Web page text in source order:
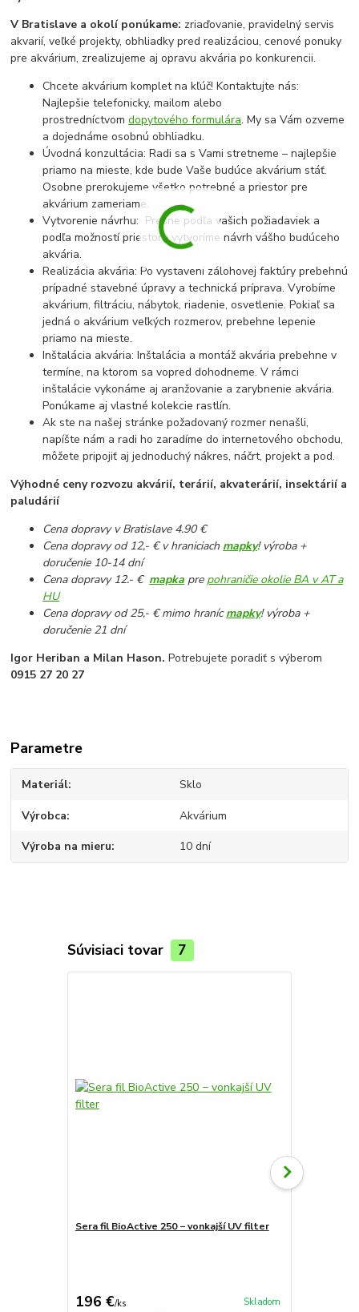
V Bratislave a okolí ponúkame: zriaďovanie, pravidelný servis
akvarií, veľké projekty, obhliadky pred realizáciou, cenové ponuky
pre akvárium, zrealizujeme aj opravu akvária po konkurencii.
Chcete akvárium komplet na kľúč! Kontaktujte nás:
Najlepšie telefonicky, mailom alebo
prostredníctvomdopytového formulára. My sa Vám ozveme
a dojednáme osobnú obhliadku.
Úvodná konzultácia: Radi sa s Vami stretneme – najlepšie
priamo na mieste, kde bude Vaše budúce akvárium stáť.
Osobne prerokujeme všetko potrebné a priestor pre
akvárium zameriame.
Vytvorenie návrhu: Presne podľa vašich požiadaviek a
podľa možností priestoru vytvoríme návrh vášho budúceho
akvária.
Realizácia akvária: Po vystavení zálohovej faktúry prebehnú
prípadné stavebné úpravy a technická príprava. Vyrobíme
akvárium, filtráciu, nábytok, riadenie, osvetlenie. Pokiaľ sa
jedná o akvárium veľkých rozmerov, prebehne lepenie
priamo na mieste.
Inštalácia akvária: Inštalácia a montáž akvária prebehne v
termíne, na ktorom sa vopred dohodneme. V rámci
inštalácie vykonáme aj aranžovanie a zarybnenie akvária.
Ponúkame aj vlastné kolekcie rastlín.
Ak ste na našej stránke požadovaný rozmer nenašli,
napíšte nám a radi ho zaradíme do internetového obchodu,
môžete pripojiť aj jednoduchý nákres, náčrt, projekt a pod.
Výhodné ceny rozvozu akvárií, terárií, akvaterárií, insektárií a
paludárií
Cena dopravy v Bratislave 4.90 €
Cena dopravy od 12,- € v hraniciach mapky! výroba +
doručenie 10-14 dní
Cena dopravy 12.- € mapka pre pohraničie okolie BA v AT a
HU
Cena dopravy od 25,- € mimo hranícmapky! výroba +
doručenie 21 dní
Igor Heriban a Milan Hason.Potrebujete poradiť s výberom
0915 27 20 27
Parametre
Materiál Sklo
Výrobca Akvárium
Výroba na mieru 10 dní
Súvisiaci tovar 7
Sera fil BioActive 250 − vonkajší UV filter
196 €/ks Skladom